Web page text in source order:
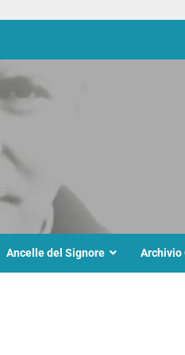
Ancelle del Signore Archivio